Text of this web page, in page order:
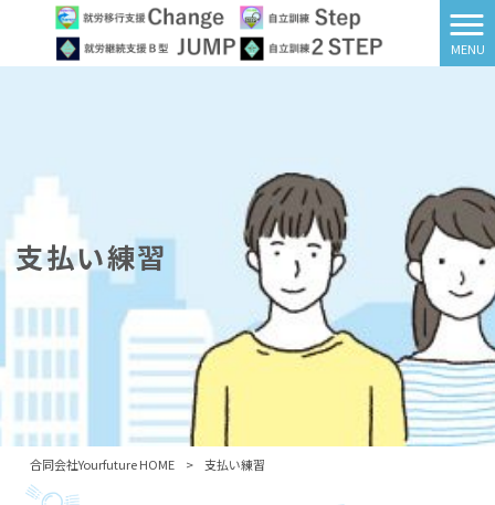
MENU
支払い練習
合同会社Yourfuture HOME > 支払い練習